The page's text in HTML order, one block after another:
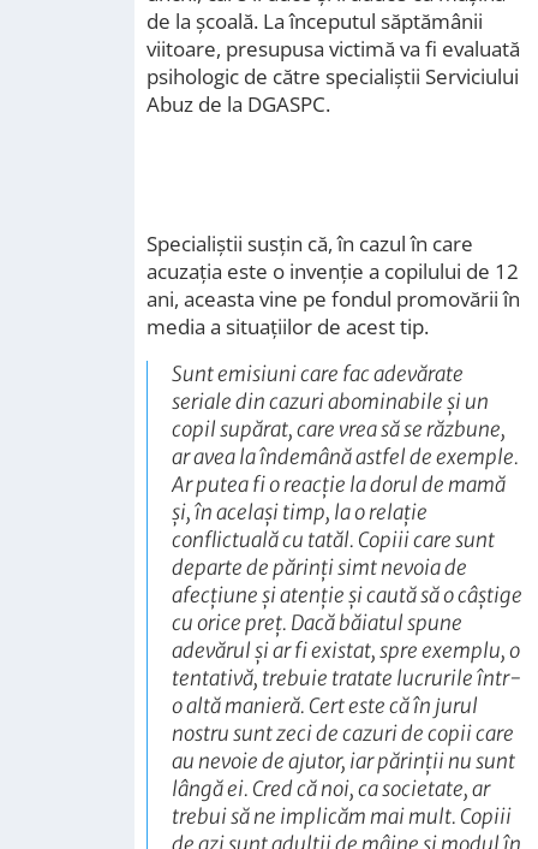
de la școală. La începutul săptămânii
viitoare, presupusa victimă va fi evaluată
psihologic de către specialiștii Serviciului
Abuz de la DGASPC.
Specialiștii susțin că, în cazul în care
acuzația este o invenție a copilului de 12
ani, aceasta vine pe fondul promovării în
media a situațiilor de acest tip.
Sunt emisiuni care fac adevărate
seriale din cazuri abominabile și un
copil supărat, care vrea să se răzbune,
ar avea la îndemână astfel de exemple.
Ar putea fi o reacție la dorul de mamă
și, în același timp, la o relație
conflictuală cu tatăl. Copiii care sunt
departe de părinți simt nevoia de
afecțiune și atenție și caută să o câștige
cu orice preț. Dacă băiatul spune
adevărul și ar fi existat, spre exemplu, o
tentativă, trebuie tratate lucrurile într-
o altă manieră. Cert este că în jurul
nostru sunt zeci de cazuri de copii care
au nevoie de ajutor, iar părinții nu sunt
lângă ei. Cred că noi, ca societate, ar
trebui să ne implicăm mai mult. Copiii